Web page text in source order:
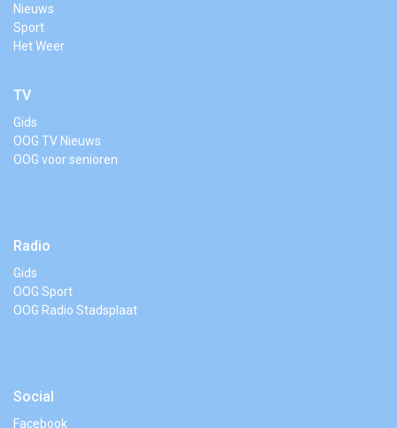
Nieuws
Sport
Het Weer
TV
Gids
OOG TV Nieuws
OOG voor senioren
Radio
Gids
OOG Sport
OOG Radio Stadsplaat
Social
Facebook